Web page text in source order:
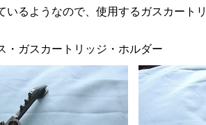
いるようなので、使用するガスカート
・ガスカートリッジ・ホルダー